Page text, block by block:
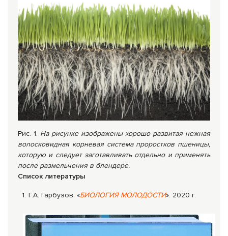
Рис. 1. На рисунке изображены хорошо развитая нежная
волосковидная корневая система проростков пшеницы,
которую и следует заготавливать отдельно и применять
после размельчения в блендере.
Список литературы
Г.А. Гарбузов. «БИОЛОГИЯ МОЛОДОСТИ». 2020 г.